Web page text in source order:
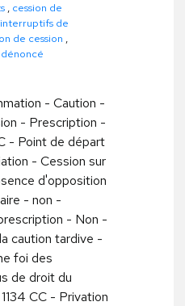
, cession de
de
de cession ,
- Caution -
- Prescription -
- Point de départ
- Cession sur
d'opposition
- non -
- Non -
caution tardive -
foi des
de droit du
CC - Privation